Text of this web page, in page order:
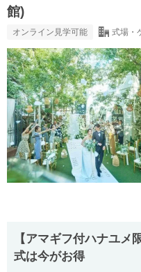
館)
オンライン見学可能 式場・
【アマギフ付ハナユメ
式は今がお得